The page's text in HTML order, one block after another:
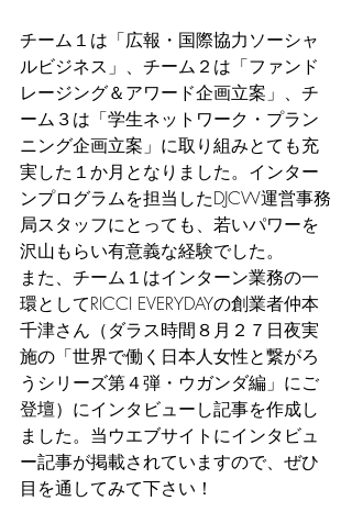
チーム１は「広報・国際協力ソーシャ
ルビジネス」、チーム２は「ファンド
レージング＆アワード企画立案」、チ
ーム３は「学生ネットワーク・プラン
ニング企画立案」に取り組みとても充
実した１か月となりました。インター
ンプログラムを担当したDJCW運営事務
局スタッフにとっても、若いパワーを
沢山もらい有意義な経験でした。
また、チーム１はインターン業務の一
環としてRICCI EVERYDAYの創業者仲本
千津さん（ダラス時間８月２７日夜実
施の「世界で働く日本人女性と繋がろ
うシリーズ第４弾・ウガンダ編」にご
登壇）にインタビューし記事を作成し
ました。当ウエブサイトにインタビュ
ー記事が掲載されていますので、ぜひ
目を通してみて下さい！